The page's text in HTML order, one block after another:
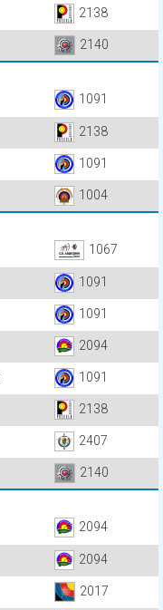
2138
2140
1091
2138
1091
1004
1067
1091
1091
2094
1091
2138
2407
2140
2094
2094
2017